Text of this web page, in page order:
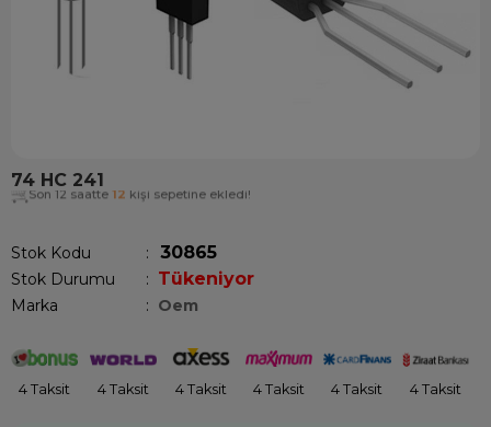
74 HC 241
Son 12 saatte 12 kişi sepetine ekledi!
Stok Kodu 30865
Stok Durumu : Tükeniyor
Marka : Oem
4 Taksit 4 Taksit 4 Taksit 4 Taksit 4 Taksit 4 Taksit